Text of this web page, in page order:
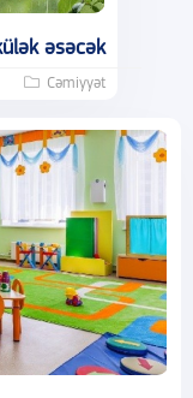
əsəcək
Cəmiyyət